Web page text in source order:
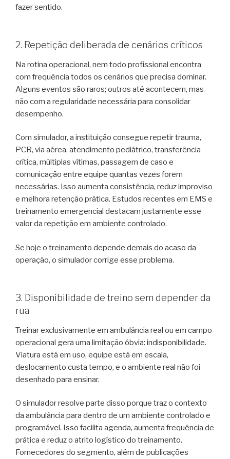
fazer sentido.
2. Repetição deliberada de cenários críticos
Na rotina operacional, nem todo profissional encontra
com frequência todos os cenários que precisa dominar.
Alguns eventos são raros; outros até acontecem, mas
não com a regularidade necessária para consolidar
desempenho.
Com simulador, a instituição consegue repetir trauma,
PCR, via aérea, atendimento pediátrico, transferência
crítica, múltiplas vítimas, passagem de caso e
comunicação entre equipe quantas vezes forem
necessárias. Isso aumenta consistência, reduz improviso
e melhora retenção prática. Estudos recentes em EMS e
treinamento emergencial destacam justamente esse
valor da repetição em ambiente controlado.
Se hoje o treinamento depende demais do acaso da
operação, o simulador corrige esse problema.
3. Disponibilidade de treino sem depender da
rua
Treinar exclusivamente em ambulância real ou em campo
operacional gera uma limitação óbvia: indisponibilidade.
Viatura está em uso, equipe está em escala,
deslocamento custa tempo, e o ambiente real não foi
desenhado para ensinar.
O simulador resolve parte disso porque traz o contexto
da ambulância para dentro de um ambiente controlado e
programável. Isso facilita agenda, aumenta frequência de
prática e reduz o atrito logístico do treinamento.
Fornecedores do segmento, além de publicações